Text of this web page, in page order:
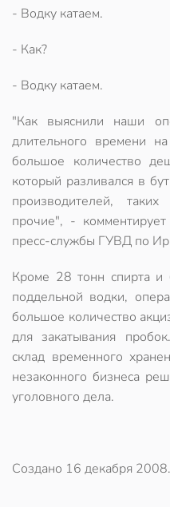
- Водку катаем.
- Как?
- Водку катаем.
"Как выяснили наши
длительного времени
большое количество
который разливался в
производителей,
прочие", -
пресс-службы ГУВД по
Кроме 28 тонн спирта и
поддельной водки,
большое количество
для закатывания
склад временного
незаконного бизнеса
уголовного дела.
Создано 16 декабря 2008.